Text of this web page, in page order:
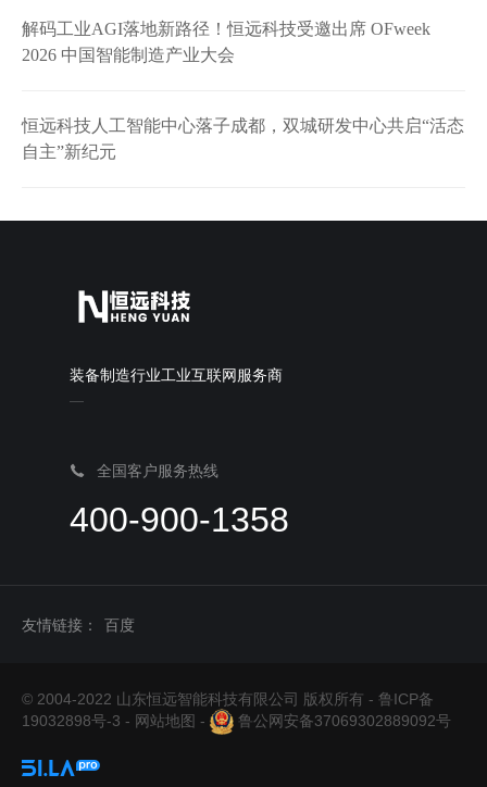
解码工业AGI落地新路径！恒远科技受邀出席 OFweek
2026 中国智能制造产业大会
恒远科技人工智能中心落子成都，双城研发中心共启“活态
自主”新纪元
装备制造行业工业互联网服务商
全国客户服务热线
400-900-1358
友情链接： 百度
© 2004-2022 山东恒远智能科技有限公司 版权所有 - 鲁ICP备
19032898号-3 - 网站地图 - 鲁公网安备37069302889092号